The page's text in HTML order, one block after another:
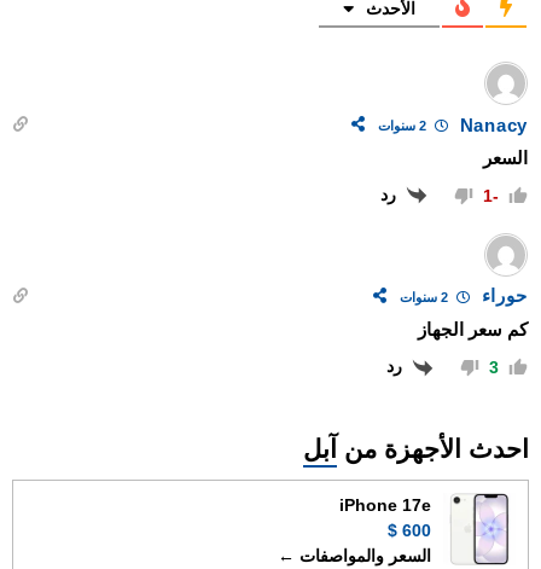
الأحدث
Nanacy 2 سنوات
السعر
-1 رد
حوراء 2 سنوات
كم سعر الجهاز
3 رد
احدث الأجهزة من آبل
iPhone 17e
600 $
السعر والمواصفات ←